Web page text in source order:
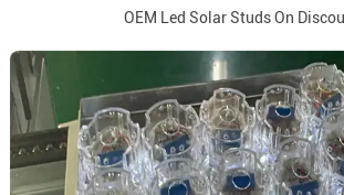
OEM Led Solar Studs On